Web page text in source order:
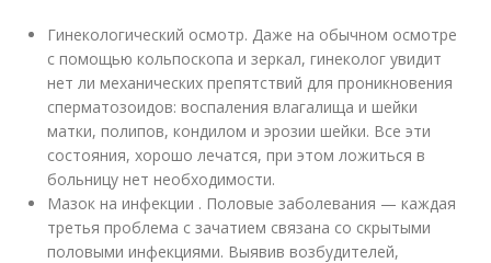
Гинекологический осмотр. Даже на обычном осмотре
с помощью кольпоскопа и зеркал, гинеколог увидит
нет ли механических препятствий для проникновения
сперматозоидов: воспаления влагалища и шейки
матки, полипов, кондилом и эрозии шейки. Все эти
состояния, хорошо лечатся, при этом ложиться в
больницу нет необходимости.
Мазок на инфекции . Половые заболевания — каждая
третья проблема с зачатием связана со скрытыми
половыми инфекциями. Выявив возбудителей,